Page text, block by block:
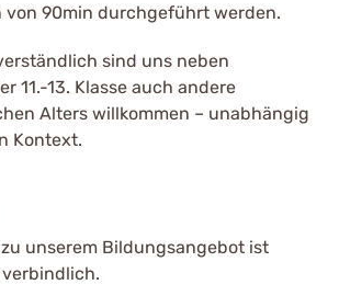
von 90min durchgeführt werden.
sind uns neben
11.-13. Klasse auch andere
Alters willkommen – unabhängig
Kontext.
unserem Bildungsangebot ist